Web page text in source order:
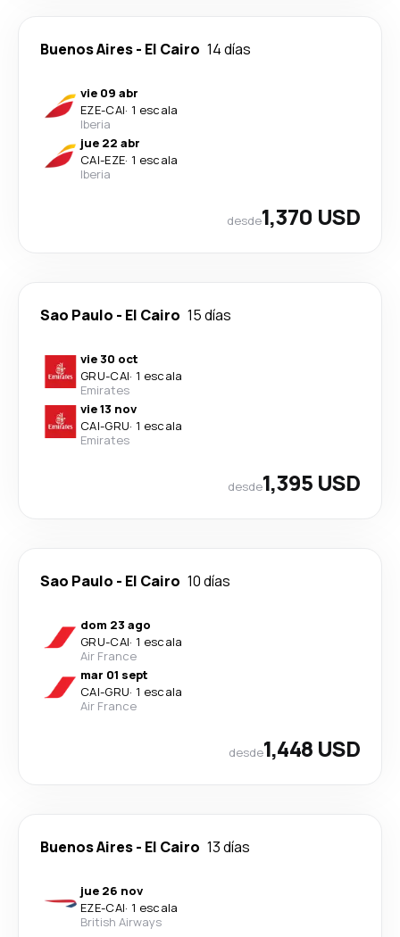
Buenos Aires- El Cairo 14 días
vie 09 abr
EZE-CAI· 1 escala
Iberia
jue 22 abr
CAI-EZE· 1 escala
Iberia
desde1,370 USD
Sao Paulo - El Cairo 15 días
vie 30 oct
GRU-CAI· 1 escala
Emirates
vie 13 nov
CAI-GRU· 1 escala
Emirates
desde1,395 USD
Sao Paulo - El Cairo 10 días
dom 23 ago
GRU-CAI· 1 escala
Air France
mar 01 sept
CAI-GRU· 1 escala
Air France
desde1,448 USD
Buenos Aires- El Cairo 13 días
jue 26 nov
EZE-CAI· 1 escala
British Airways